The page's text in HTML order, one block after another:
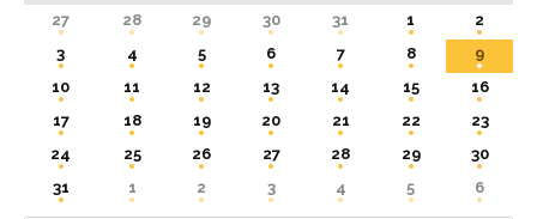
27 28 29 30 31 1
2
3
4 5 6 7 8
9
10
11 12 13 14 15
16
17
18 19 20 21 22
23
24
25 26 27 28 29
30
31
1 2 3 4 5 6